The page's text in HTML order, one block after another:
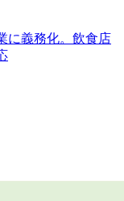
に義務化。飲食店